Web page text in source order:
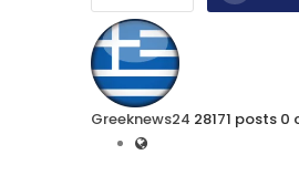
Greeknews24 28171 posts 0